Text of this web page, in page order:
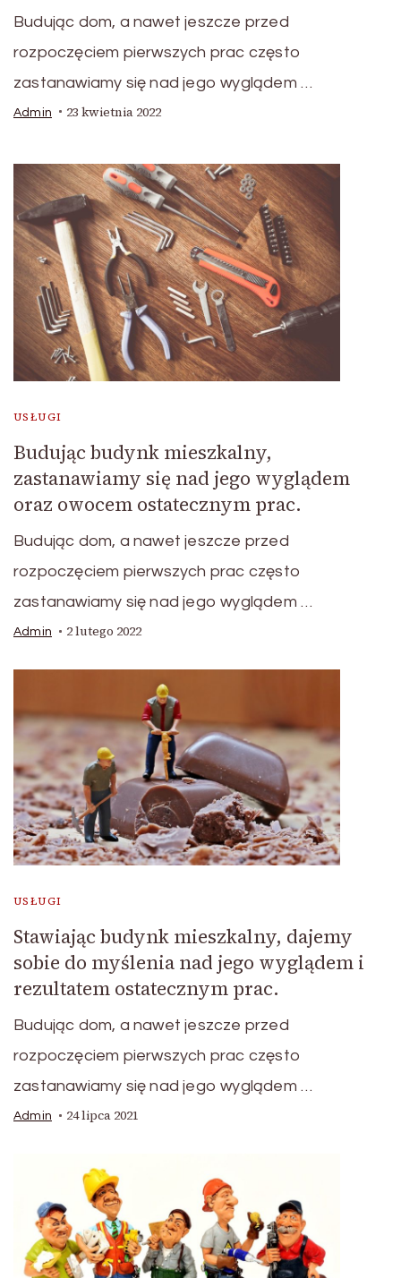
Budując dom, a nawet jeszcze przed
rozpoczęciem pierwszych prac często
zastanawiamy się nad jego wyglądem …
Admin 23 kwietnia 2022
USŁUGI
Budując budynk mieszkalny,
zastanawiamy się nad jego wyglądem
oraz owocem ostatecznym prac.
Budując dom, a nawet jeszcze przed
rozpoczęciem pierwszych prac często
zastanawiamy się nad jego wyglądem …
Admin 2 lutego 2022
USŁUGI
Stawiając budynk mieszkalny, dajemy
sobie do myślenia nad jego wyglądem i
rezultatem ostatecznym prac.
Budując dom, a nawet jeszcze przed
rozpoczęciem pierwszych prac często
zastanawiamy się nad jego wyglądem …
Admin 24 lipca 2021